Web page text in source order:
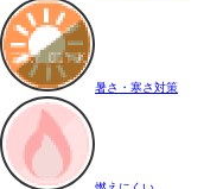
暑さ・寒さ対策